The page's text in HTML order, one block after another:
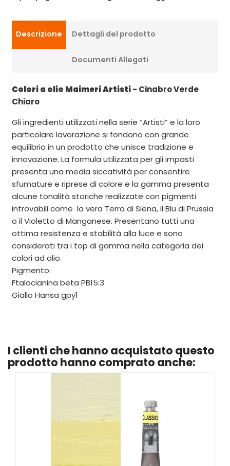
Descrizione Dettagli del prodotto
Documenti Allegati
Colori a olio Maimeri Artisti- Cinabro Verde
Chiaro
Gli ingredienti utilizzati nella serie “Artisti” e la loro
particolare lavorazione si fondono con grande
equilibrio in un prodotto che unisce tradizione e
innovazione. La formula utilizzata per gli impasti
presenta una media siccatività per consentire
sfumature e riprese di colore e la gamma presenta
alcune tonalità storiche realizzate con pigmenti
introvabili come la vera Terra di Siena, il Blu di Prussia
o il Violetto di Manganese. Presentano tutti una
ottima resistenza e stabilità alla luce e sono
considerati tra i top di gamma nella categoria dei
colori ad olio.
Pigmento:
Ftalocianina beta PB15:3
Giallo Hansa gpy1
I clienti che hanno acquistato questo
prodotto hanno comprato anche: